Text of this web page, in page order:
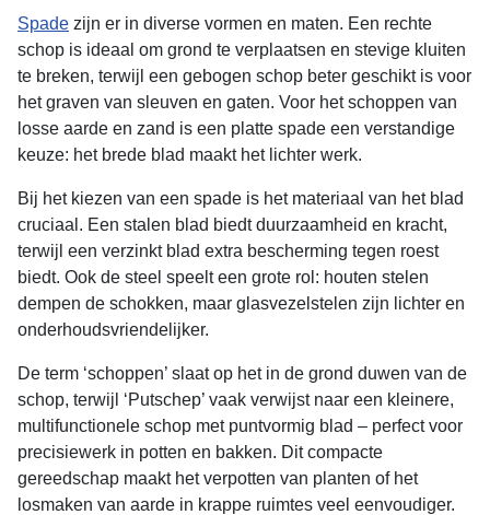
Spade zijn er in diverse vormen en maten. Een rechte
schop is ideaal om grond te verplaatsen en stevige kluiten
te breken, terwijl een gebogen schop beter geschikt is voor
het graven van sleuven en gaten. Voor het schoppen van
losse aarde en zand is een platte spade een verstandige
keuze: het brede blad maakt het lichter werk.
Bij het kiezen van een spade is het materiaal van het blad
cruciaal. Een stalen blad biedt duurzaamheid en kracht,
terwijl een verzinkt blad extra bescherming tegen roest
biedt. Ook de steel speelt een grote rol: houten stelen
dempen de schokken, maar glasvezelstelen zijn lichter en
onderhoudsvriendelijker.
De term ‘schoppen’ slaat op het in de grond duwen van de
schop, terwijl ‘Putschep’ vaak verwijst naar een kleinere,
multifunctionele schop met puntvormig blad – perfect voor
precisiewerk in potten en bakken. Dit compacte
gereedschap maakt het verpotten van planten of het
losmaken van aarde in krappe ruimtes veel eenvoudiger.